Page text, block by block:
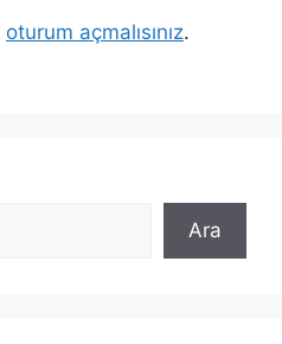
oturum açmalısınız.
Ara